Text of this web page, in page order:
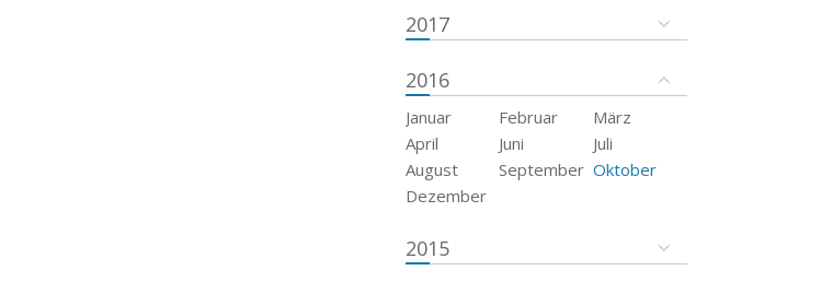
2017
2016
Januar Februar
März
April
Juni
Juli
August
September Oktober
Dezember
2015